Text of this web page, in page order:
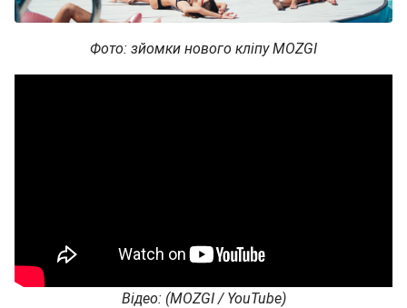
Фото: зйомки нового кліпу MOZGI
Відео: (MOZGI / YouTube)